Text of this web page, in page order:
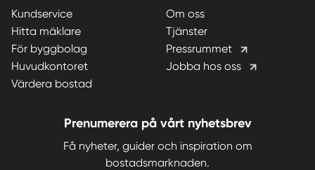
Kundservice
Hitta mäklare
För byggbolag
Huvudkontoret
Värdera bostad
Om oss
Tjänster
Pressrummet
Jobba hos oss
Prenumerera på vårt nyhetsbrev
Få nyheter, guider och inspiration om
bostadsmarknaden.